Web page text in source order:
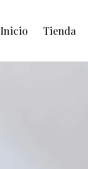
Inicio Tienda